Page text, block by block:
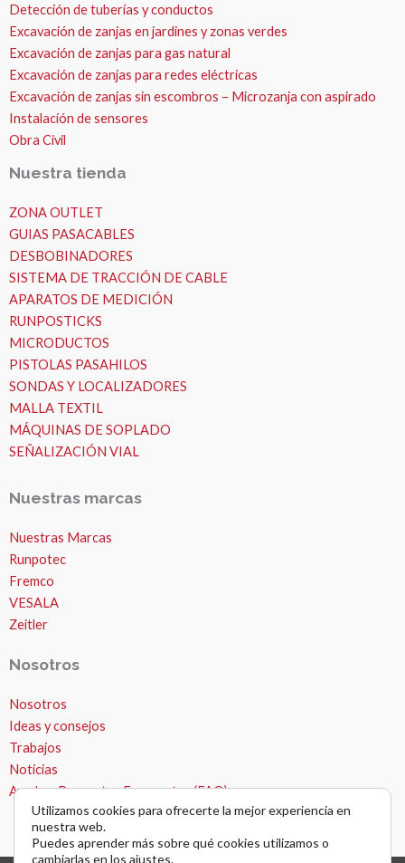
Detección de tuberías y conductos
Excavación de zanjas en jardines y zonas verdes
Excavación de zanjas para gas natural
Excavación de zanjas para redes eléctricas
Excavación de zanjas sin escombros – Microzanja con aspirado
Instalación de sensores
Obra Civil
Nuestra tienda
ZONA OUTLET
GUIAS PASACABLES
DESBOBINADORES
SISTEMA DE TRACCIÓN DE CABLE
APARATOS DE MEDICIÓN
RUNPOSTICKS
MICRODUCTOS
PISTOLAS PASAHILOS
SONDAS Y LOCALIZADORES
MALLA TEXTIL
MÁQUINAS DE SOPLADO
SEÑALIZACIÓN VIAL
Nuestras marcas
Nuestras Marcas
Runpotec
Fremco
VESALA
Zeitler
Nosotros
Nosotros
Ideas y consejos
Trabajos
Noticias
Ayuda – Preguntas Frecuentes (FAQ)
Utilizamos cookies para ofrecerte la mejor experiencia en
nuestra web.
Puedes aprender más sobre qué cookies utilizamos o
cambiarlas en los ajustes.
MICROZANJAS